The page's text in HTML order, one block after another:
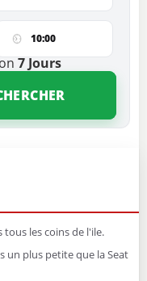
7 Jours
10:00
les coins de l'ile.
un plus petite que la Seat